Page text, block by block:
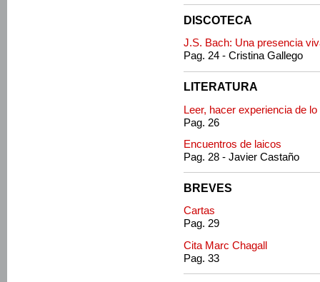
DISCOTECA
J.S. Bach: Una presencia
Pag. 24 - Cristina Gallego
LITERATURA
Leer, hacer experiencia de
Pag. 26
Encuentros de laicos
Pag. 28 - Javier Castaño
BREVES
Cartas
Pag. 29
Cita Marc Chagall
Pag. 33